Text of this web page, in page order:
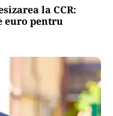
la CCR:
euro pentru